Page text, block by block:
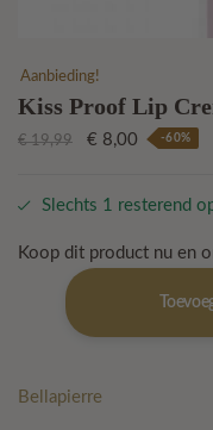
Aanbieding!
Kiss Proof Lip
€19,99
Oorspronkelijke
was:
€ 8,00 Huidige
is:
-60%
Slechts 1 resterend
Koop dit product nu en
Blackdahlia
Bellapierre